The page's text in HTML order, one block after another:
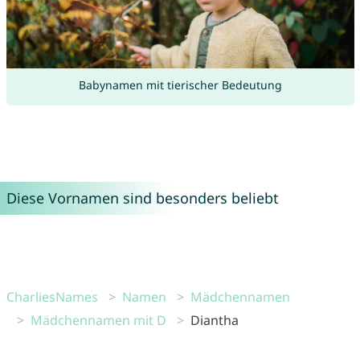
Babynamen mit tierischer Bedeutung
Diese Vornamen sind besonders beliebt
CharliesNames Namen
Mädchennamen
Mädchennamen mit D
Diantha